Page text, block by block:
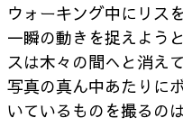
ウォーキング中にリス
一瞬の動きを捉えよう
スは木々の間へと消え
写真の真ん中あたりに
いているものを撮るの